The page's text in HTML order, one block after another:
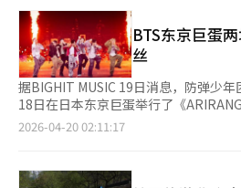
验，“外卖的民族”近年来持续推进服
智能的多语言服务体系，并拓展跨境支
语、中文、日语等多语种的下单、支付
持海外信用卡韩元结算的基础上，进一
全球主流移动支付工具。 “外卖的民族”方面表示，BTS演唱会带
动了外籍用户使用量的明显增长，未
务，进一步提升外国游客的使用便利性
中的渗透率。
公司正准备上市。警方认为，他通过私
了这些股份，并与基金签订秘密协议，
功上市后，私募基金出售大量股份，
为，方时赫及前高管通过秘密协议非法
资本市场法，任何通过欺诈手段获取
为，最高可判无期徒刑或五年以上有期
的资本市场扰乱行为，进行了深入调查
国交易所，7月搜查了HYBE总部，收集
南部地方法院批准了对方时赫持有的
BTS东京巨蛋
丝
据BIGHIT MUSIC 19日消息，防弹少
18日在日本东京巨蛋举行了《
2018年11月巡演以来，时隔7年5个月
歌曲，并献上新专辑《Arirang》的全
2026-04-20 02:11:17